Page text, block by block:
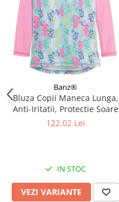
Banz®
Bluza Copii Maneca Lunga,
Anti-Iritatii, Protectie Soare
UPF50+, Sea Horse, Diverse
122,02 Lei
IN STOC
VEZI VARIANTE